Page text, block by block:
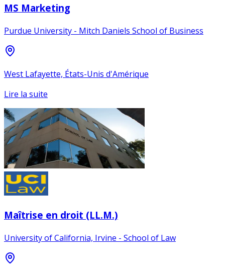
MS Marketing
Purdue University - Mitch Daniels School of Business
West Lafayette, États-Unis d'Amérique
Lire la suite
Maîtrise en droit (LL.M.)
University of California, Irvine - School of Law